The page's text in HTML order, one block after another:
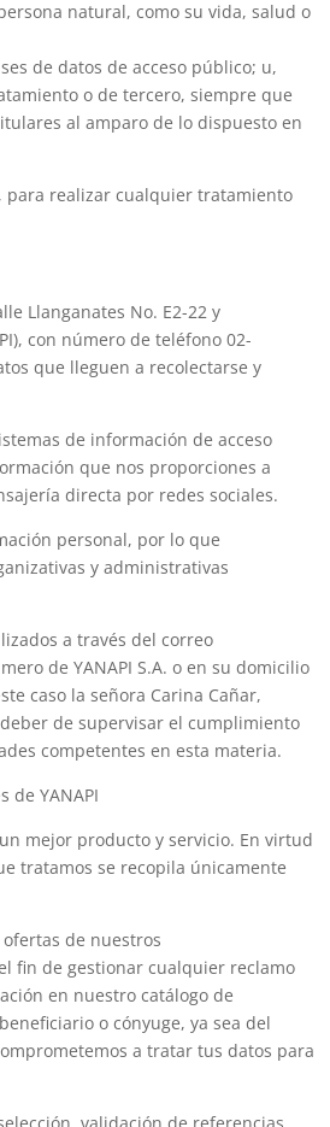
natural, como su vida, salud o
de datos de acceso público; u,
o de tercero, siempre que
al amparo de lo dispuesto en
para realizar cualquier tratamiento
Llanganates No. E2-22 y
con número de teléfono 02-
que lleguen a recolectarse y
de información de acceso
que nos proporciones a
directa por redes sociales.
personal, por lo que
y administrativas
a través del correo
de YANAPI S.A. o en su domicilio
caso la señora Carina Cañar,
de supervisar el cumplimiento
competentes en esta materia.
de YANAPI
mejor producto y servicio. En virtud
tratamos se recopila únicamente
de nuestros
fin de gestionar cualquier reclamo
en nuestro catálogo de
o cónyuge, ya sea del
a tratar tus datos para